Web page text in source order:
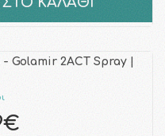
Golamir 2ACT Spray |